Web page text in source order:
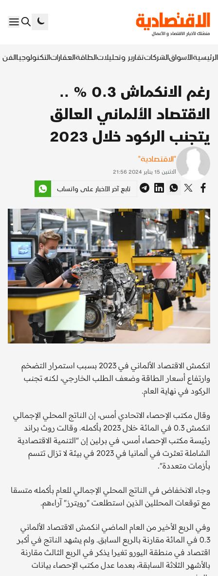
الرئيسيةالأسواقالشركاتتقارير وتحليلاتالطاقةالعقاراتالتكنولوجياالفن
رغم الانكماش 0.3 % ..
الاقتصاد الألماني العالق
يتجنب الركود خلال 2023
"الاقتصادية"
الاثنين 15 يناير 2024 21:56
تابع آخر الأخبار على واتساب
انكمش الاقتصاد الألماني في 2023 بسبب استمرار التضخم
وارتفاع أسعار الطاقة وضعف الطلب الخارجي، لكنه تجنب
الركود في نهاية العام.
وقال مكتب الإحصاء الاتحادي أمس، إن الناتج المحلي الإجمالي
انكمش 0.3 في المائة خلال 2023 بأكمله. وقالت روث براند
رئيسة مكتب الإحصاء أمس، في برلين إن "التنمية الاقتصادية
الشاملة تعثرت في ألمانيا في 2023 في بيئة لا تزال تتسم
بأزمات متعددة".
وجاء الانخفاض في الناتج المحلي الإجمالي للعام بأكمله متسقا
مع توقعات المحللين الذين استطلعت "رويترز" آراءهم.
وفي الربع الأخير من العام الماضي انكمش الاقتصاد الألماني
0.3 في المائة مقارنة بالربع السابق. ولم يشهد الناتج في أكبر
اقتصاد في منطقة اليورو تغيرا يذكر في الربع الثالث مقارنة
بالأشهر الثلاثة السابقة، بعدما عدل مكتب الإحصاء بيانات